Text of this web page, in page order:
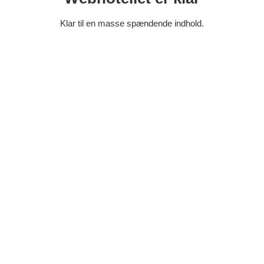
Klar til en masse spændende indhold.